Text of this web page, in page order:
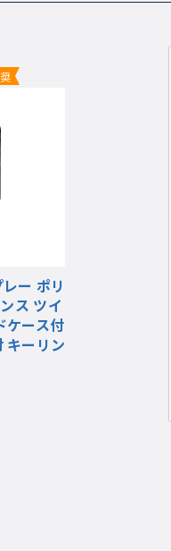
ー ポリ
ス ツイ
ケース付
キーリン